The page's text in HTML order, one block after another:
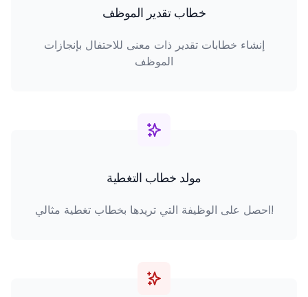
خطاب تقدير الموظف
إنشاء خطابات تقدير ذات معنى للاحتفال بإنجازات
الموظف
مولد خطاب التغطية
احصل على الوظيفة التي تريدها بخطاب تغطية مثالي!